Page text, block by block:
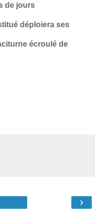
de jours
déploiera ses
écroulé de
›